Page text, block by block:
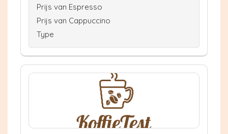
Prijs van Espresso
Prijs van Cappuccino
Type